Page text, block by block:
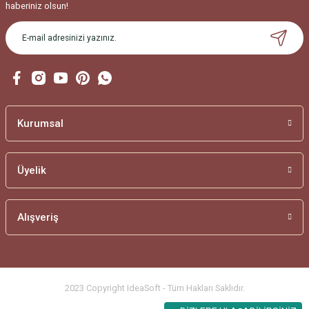
haberiniz olsun!
Kurumsal
Üyelik
Alışveriş
2023 Copyright IdeaSoft - Tüm Hakları Saklıdır.